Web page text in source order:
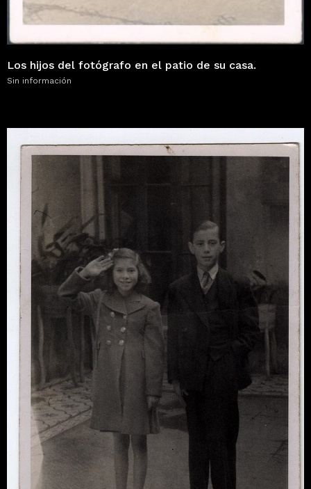
Los hijos del fotógrafo en el patio de su casa.
Sin información